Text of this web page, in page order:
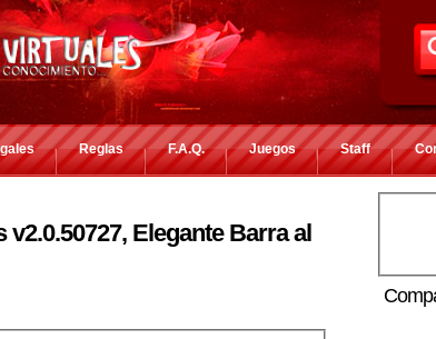
Reglas F.A.Q. Juegos Staff
Elegante Barra al